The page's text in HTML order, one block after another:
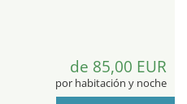
de 85,00 EUR
por habitación y noche